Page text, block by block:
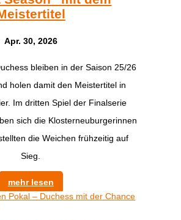
Apr. 30, 2026
bleiben in der Saison 25/26
holen damit den Meistertitel in
Im dritten Spiel der Finalserie
sich die Klosterneuburgerinnen
die Weichen frühzeitig auf
Sieg.
mehr lesen